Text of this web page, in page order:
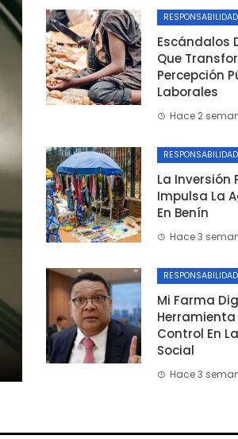
Escándalos
Que
Percepción
Laborales
Hace 2
La Inversión
Impulsa La
En Benín
Hace 3
Mi Farma
Herramienta
Control En
Social
Hace 3